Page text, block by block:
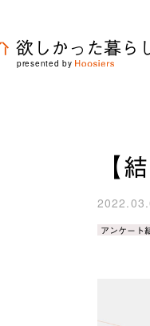
欲しかった暮ら
presented by
【
カ
アンケート